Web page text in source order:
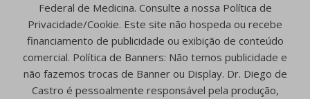
Federal de Medicina. Consulte a nossa Política de
Privacidade/Cookie. Este site não hospeda ou recebe
financiamento de publicidade ou exibição de conteúdo
comercial. Política de Banners: Não temos publicidade e
não fazemos trocas de Banner ou Display. Dr. Diego de
Castro é pessoalmente responsável pela produção,